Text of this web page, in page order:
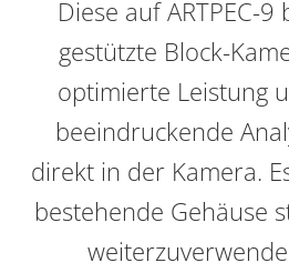
Diese auf ARTPEC-
gestützte Block-
optimierte Leistung
beeindruckende
direkt in der Kamera.
bestehende Gehäuse